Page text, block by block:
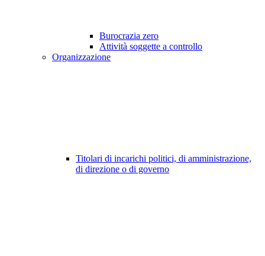
Burocrazia zero
Attività soggette a controllo
Organizzazione
Titolari di incarichi politici, di amministrazione,
di direzione o di governo